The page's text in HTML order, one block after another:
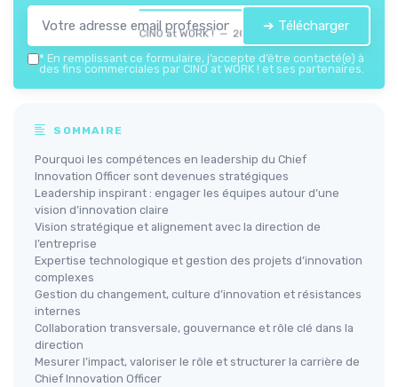
CINO at WORK ! — 2026 ➔ Télécharger
* En remplissant ce formulaire, j’accepte d’être contacté(e) à
des fins commerciales par CINO at WORK ! et ses partenaires.
SOMMAIRE
Pourquoi les compétences en leadership du Chief
Innovation Officer sont devenues stratégiques
Leadership inspirant : engager les équipes autour d’une
vision d’innovation claire
Vision stratégique et alignement avec la direction de
l’entreprise
Expertise technologique et gestion des projets d’innovation
complexes
Gestion du changement, culture d’innovation et résistances
internes
Collaboration transversale, gouvernance et rôle clé dans la
direction
Mesurer l’impact, valoriser le rôle et structurer la carrière de
Chief Innovation Officer